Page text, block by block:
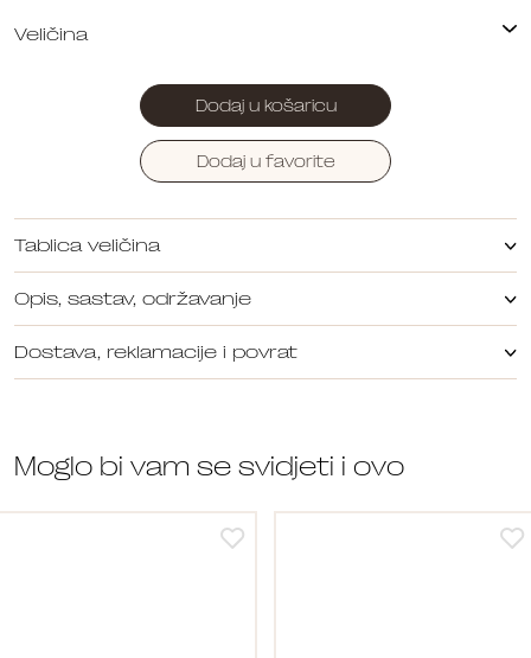
Dodaj u košaricu
Dodaj u favorite
Tablica veličina
Opis, sastav, održavanje
Dostava, reklamacije i povrat
Moglo bi vam se svidjeti i ovo